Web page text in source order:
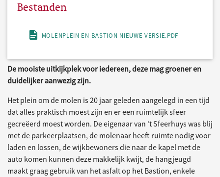
Bestanden
MOLENPLEIN EN BASTION NIEUWE VERSIE.PDF
De mooiste uitkijkplek voor iedereen, deze mag groener en
duidelijker aanwezig zijn.
Het plein om de molen is 20 jaar geleden aangelegd in een tijd
dat alles praktisch moest zijn en er een ruimtelijk sfeer
gecreëerd moest worden. De eigenaar van ‘t Sfeerhuys was blij
met de parkeerplaatsen, de molenaar heeft ruimte nodig voor
laden en lossen, de wijkbewoners die naar de kapel met de
auto komen kunnen deze makkelijk kwijt, de hangjeugd
maakt graag gebruik van het asfalt op het Bastion, enkele